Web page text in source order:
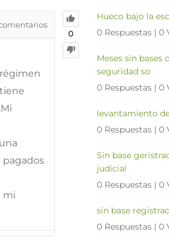
0
pagados
mi
Hueco bajo la
0 Respuestas | 0
Meses sin bases
seguridad so
0 Respuestas | 0
levantamiento
0 Respuestas | 0
Sin base
judicial
0 Respuestas | 0
sin base
0 Respuestas | 0